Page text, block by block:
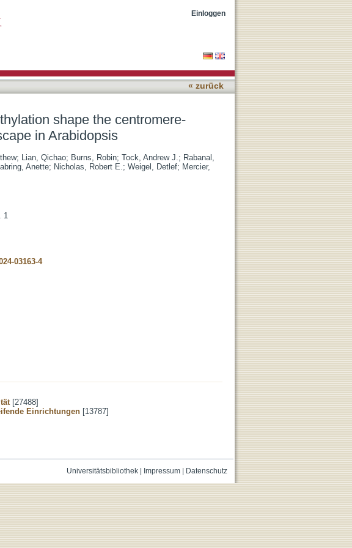
Einloggen
« zurück
shape the centromere-
in Arabidopsis
; Lian, Qichao; Burns, Robin; Tock, Andrew J.; Rabanal,
Anette; Nicholas, Robert E.; Weigel, Detlef; Mercier,
1
03163-4
[27488]
Einrichtungen [13787]
Universitätsbibliothek| Impressum| Datenschutz